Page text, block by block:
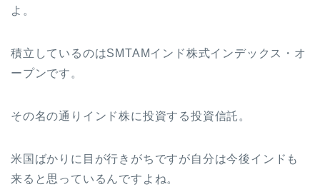
よ。
積立しているのはSMTAMインド株式インデックス・オ
ープンです。
その名の通りインド株に投資する投資信託。
米国ばかりに目が行きがちですが自分は今後インドも
来ると思っているんですよね。